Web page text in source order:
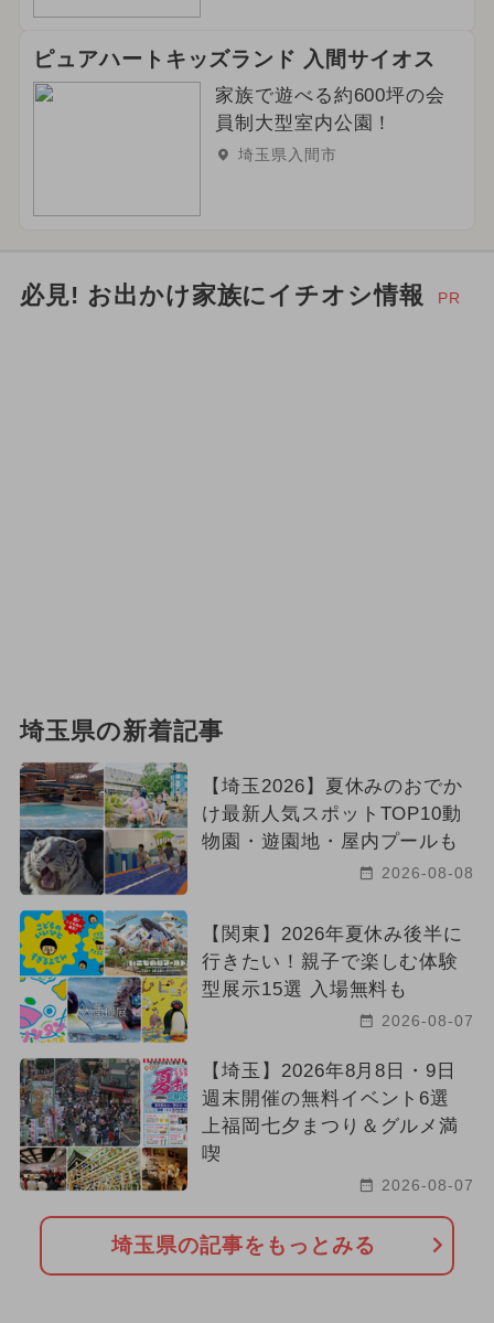
ピュアハートキッズランド 入間サイオス
家族で遊べる約600坪の会
員制大型室内公園！
埼玉県入間市
必見! お出かけ家族にイチオシ情報 PR
埼玉県の新着記事
【埼玉2026】夏休みのおでか
け最新人気スポットTOP10動
物園・遊園地・屋内プールも
2026-08-08
【関東】2026年夏休み後半に
行きたい！親子で楽しむ体験
型展示15選 入場無料も
2026-08-07
【埼玉】2026年8月8日・9日
週末開催の無料イベント6選
上福岡七夕まつり＆グルメ満
喫
2026-08-07
埼玉県の記事をもっとみる